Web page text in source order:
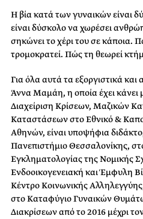
Η βία κατά των γυναικών είναι
είναι δύσκολο να χωρέσει
σηκώνει το χέρι του σε κάποια.
τρομοκρατεί. Πώς τη θεωρεί
Για όλα αυτά τα εξοργιστικά
Άννα Μαμάη, η οποία έχει κάνει
Διαχείριση Κρίσεων, Μαζικών
Καταστάσεων στο Εθνικό &
Αθηνών, είναι υποψήφια
Πανεπιστήμιο Θεσσαλονίκης,
Εγκληματολογίας της Νομικής
Ενδοοικογενειακή και Έμφυλη
Κέντρο Κοινωνικής
στο Καταφύγιο Γυναικών
Διακρίσεων από το 2016 μέχρι